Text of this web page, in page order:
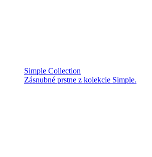
Simple Collection
Zásnubné prstne z kolekcie Simple.